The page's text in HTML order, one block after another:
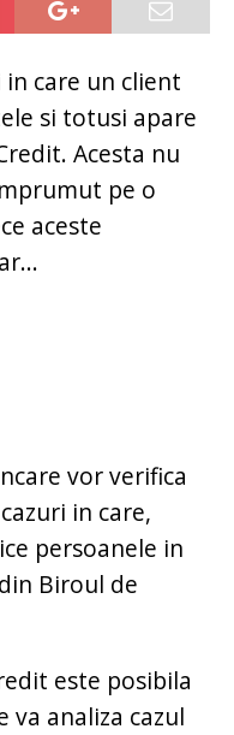
care un client
si totusi apare
Acesta nu
pe o
aceste
vor verifica
in care,
persoanele in
Biroul de
este posibila
va analiza cazul